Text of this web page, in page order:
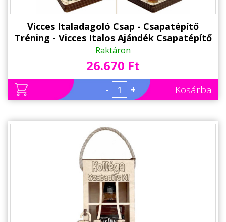
Vicces Italadagoló Csap - Csapatépítő
Tréning - Vicces Italos Ajándék Csapatépítő
Tréningre
Raktáron
26.670 Ft
- + Kosárba